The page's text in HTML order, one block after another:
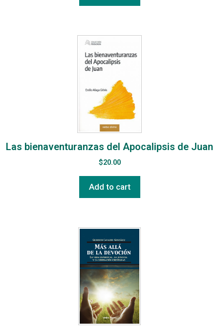
Las bienaventuranzas del Apocalipsis de Juan
$20.00
Add to cart